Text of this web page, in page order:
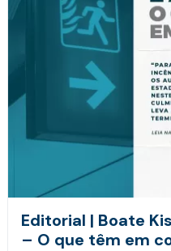
Editorial | Boate
– O que têm em